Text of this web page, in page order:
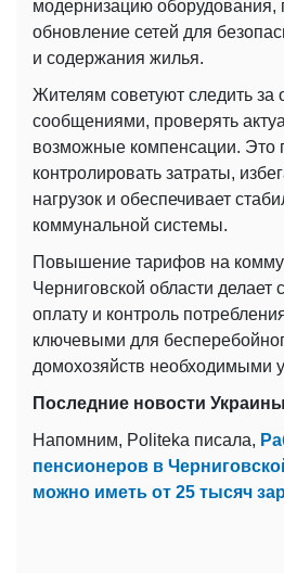
модернизацию
обновление сетей для
и содержания жилья.
Жителям советуют следить
сообщениями, проверять
возможные компенсации. Это
контролировать затраты,
нагрузок и обеспечивает
коммунальной системы.
Повышение тарифов на
Черниговской области
оплату и контроль
ключевыми для
домохозяйств необходимыми
Последние новости
Напомним, Politeka писала,
пенсионеров в
можно иметь от 25 тысяч